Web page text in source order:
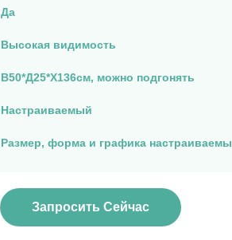
Да
Высокая видимость
В50*Д25*Х136см, можно подгонять
Настраиваемый
Размер, форма и графика настраиваемы
Запросить Сейчас